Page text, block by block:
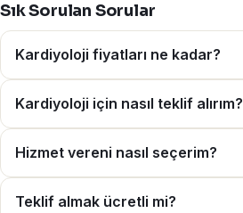
Sık Sorulan Sorular
Kardiyoloji fiyatları ne kadar?
Kardiyoloji için nasıl teklif alırım?
Hizmet vereni nasıl seçerim?
Teklif almak ücretli mi?